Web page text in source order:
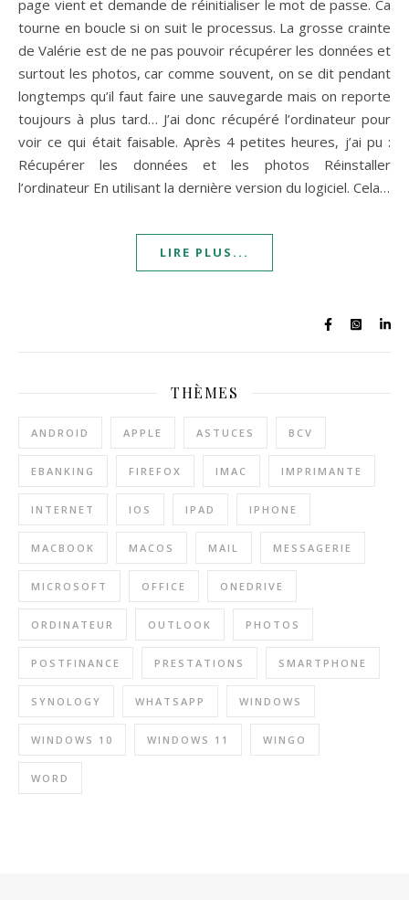
page vient et demande de réinitialiser le mot de passe. Ca
tourne en boucle si on suit le processus. La grosse crainte
de Valérie est de ne pas pouvoir récupérer les données et
surtout les photos, car comme souvent, on se dit pendant
longtemps qu’il faut faire une sauvegarde mais on reporte
toujours à plus tard… J’ai donc récupéré l’ordinateur pour
voir ce qui était faisable. Après 4 petites heures, j’ai pu :
Récupérer les données et les photos Réinstaller
l’ordinateur En utilisant la dernière version du logiciel. Cela…
LIRE PLUS...
THÈMES
ANDROID APPLE ASTUCES BCV
EBANKING FIREFOX IMAC IMPRIMANTE
INTERNET IOS IPAD IPHONE
MACBOOK MACOS MAIL MESSAGERIE
MICROSOFT OFFICE ONEDRIVE
ORDINATEUR OUTLOOK PHOTOS
POSTFINANCE PRESTATIONS SMARTPHONE
SYNOLOGY WHATSAPP WINDOWS
WINDOWS 10 WINDOWS 11 WINGO
WORD